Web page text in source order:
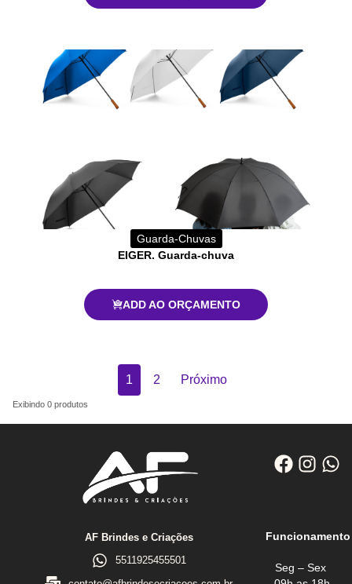
Exibindo 0 produtos
Guarda-Chuvas
EIGER. Guarda-chuva
ADD AO ORÇAMENTO
1 2 Próximo
AF Brindes e Criações
5511925455501
Funcionamento
Seg – Sex